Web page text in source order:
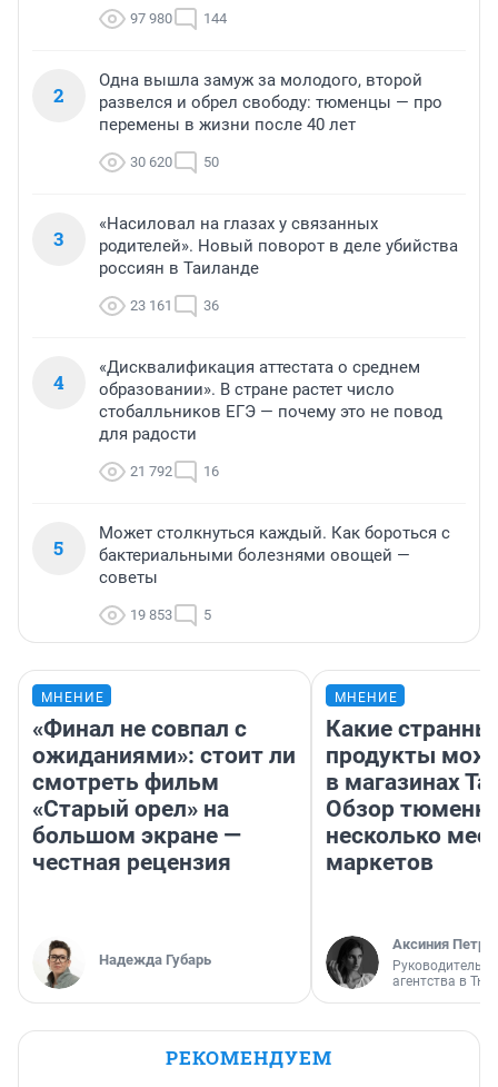
97 980 144
2
Одна вышла замуж за молодого, второй
развелся и обрел свободу: тюменцы — про
перемены в жизни после 40 лет
30 620 50
3
«Насиловал на глазах у связанных
родителей». Новый поворот в деле убийства
россиян в Таиланде
23 161 36
4
«Дисквалификация аттестата о среднем
образовании». В стране растет число
стобалльников ЕГЭ — почему это не повод
для радости
21 792 16
5
Может столкнуться каждый. Как бороться с
бактериальными болезнями овощей —
советы
19 853 5
МНЕНИЕ
«Финал не совпал с
ожиданиями»: стоит ли
смотреть фильм
«Старый орел» на
большом экране —
честная рецензия
Надежда Губарь
МНЕНИЕ
Какие
продукты
в магазинах
Обзор
несколько
маркетов
Аксиния
Руководитель
агентства в
РЕКОМЕНДУЕМ